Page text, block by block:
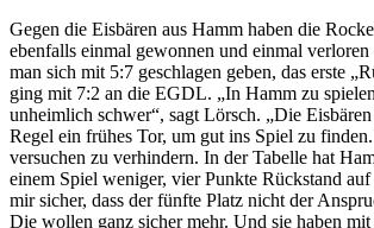
Gegen die Eisbären aus Hamm haben die
ebenfalls einmal gewonnen und einmal verloren
man sich mit 5:7 geschlagen geben, das erste
ging mit 7:2 an die EGDL. „In Hamm zu
unheimlich schwer“, sagt Lörsch. „Die
Regel ein frühes Tor, um gut ins Spiel zu
versuchen zu verhindern. In der Tabelle hat
einem Spiel weniger, vier Punkte Rückstand
mir sicher, dass der fünfte Platz nicht der
Die wollen ganz sicher mehr. Und sie haben mit